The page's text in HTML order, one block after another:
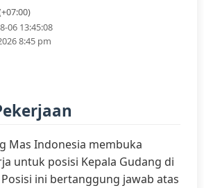
06 13:45:08
8:45 pm
Mas Indonesia membuka
untuk posisi Kepala Gudang di
ini bertanggung jawab atas